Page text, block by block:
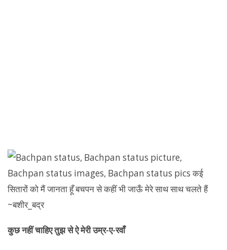
कुछ नहीं चाहिए तुझ से ऐ मेरी उम्र-ए-रवाँ